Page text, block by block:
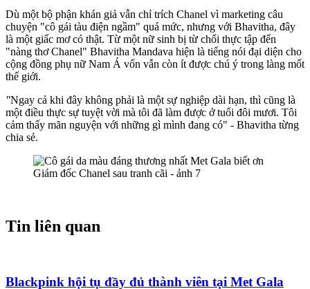
Dù một bộ phận khán giả vẫn chỉ trích Chanel vì marketing câu
chuyện "cô gái tàu điện ngầm" quá mức, nhưng với Bhavitha, đây
là một giấc mơ có thật. Từ một nữ sinh bị từ chối thực tập đến
"nàng thơ Chanel" Bhavitha Mandava hiện là tiếng nói đại diện cho
cộng đồng phụ nữ Nam Á vốn vẫn còn ít được chú ý trong làng mốt
thế giới.
"Ngay cả khi đây không phải là một sự nghiệp dài hạn, thì cũng là
một điều thực sự tuyệt vời mà tôi đã làm được ở tuổi đôi mươi. Tôi
cảm thấy mãn nguyện với những gì mình đang có" - Bhavitha từng
chia sẻ.
Tin liên quan
Blackpink hội tụ đầy đủ thành viên tại Met Gala